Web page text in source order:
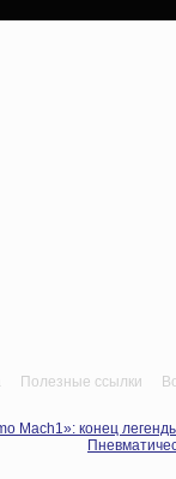
Полезные ссылки
Mach1»: конец